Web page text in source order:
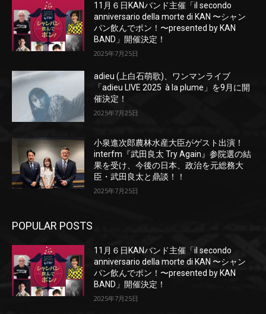
11月６日KANバンド主催「il secondo
anniversario della morte di KAN 〜シャン
パン飲んでポン！〜presented by KAN
BAND」開催決定！
2025年7月25日
adieu (上白石萌歌)、ワンマンライブ
「adieu LIVE 2025 à la plume」を9月に開
催決定！
2025年7月25日
小泉進次郎農林水産大臣がゲスト出演！
interfm『武田良太 Try Again』参院選の結
果を受け、今後の日本、政治を元総務大
臣・武田良太と鼎談！！
2025年7月25日
POPULAR POSTS
11月６日KANバンド主催「il secondo
anniversario della morte di KAN 〜シャン
パン飲んでポン！〜presented by KAN
BAND」開催決定！
2025年7月25日